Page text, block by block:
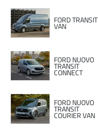
FORD TRANSIT
VAN
FORD NUOVO
TRANSIT
CONNECT
FORD NUOVO
TRANSIT
COURIER VAN